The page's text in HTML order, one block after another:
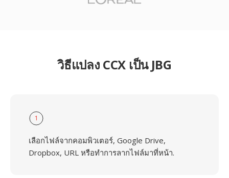
วิธีแปลง CCX เป็น JBG
1
เลือกไฟล์จากคอมพิวเตอร์, Google Drive,
Dropbox, URL หรือทำการลากไฟล์มาที่หน้า.